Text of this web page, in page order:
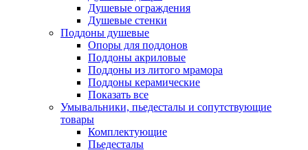
Душевые ограждения
Душевые стенки
Поддоны душевые
Опоры для поддонов
Поддоны акриловые
Поддоны из литого мрамора
Поддоны керамические
Показать все
Умывальники, пьедесталы и сопутствующие
товары
Комплектующие
Пьедесталы